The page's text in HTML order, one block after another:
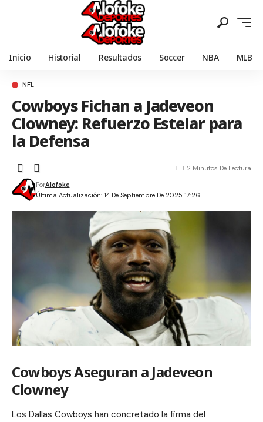
Inicio Historial Resultados Soccer NBA MLB
NFL
Cowboys Fichan a Jadeveon
Clowney: Refuerzo Estelar para
la Defensa
Última Actualización: 14 De Septiembre De 2025 17:26
PorAlofoke
2 Minutos De Lectura
Cowboys Aseguran a Jadeveon
Clowney
Los Dallas Cowboys han concretado la firma del